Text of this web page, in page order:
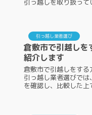
引っ越しを取り扱っ
引っ越し業者選び
倉敷市で引越しを
紹介します
倉敷市で引越しをす
引っ越し業者選びで
を確認し、比較した